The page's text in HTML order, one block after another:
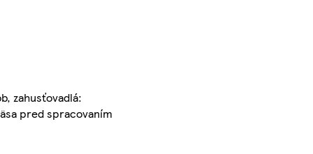
zahusťovadlá:
pred spracovaním